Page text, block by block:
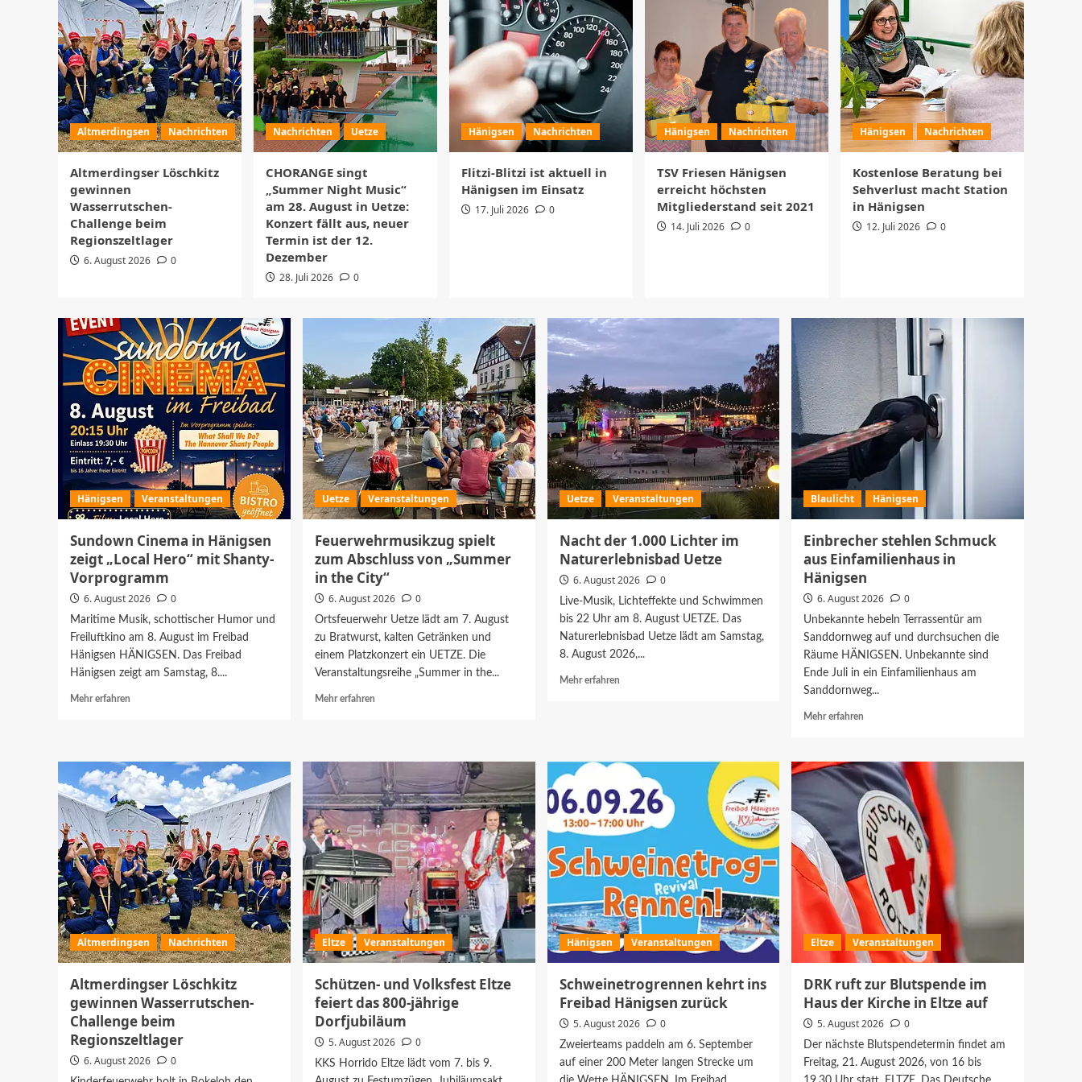
1
Sundown Cinema in
Hänigsen zeigt „Local
Hero“ mit Shanty-
Vorprogramm
2
Uetze Veranstaltungen
Feuerwehrmusikzug
spielt zum Abschluss
von „Summer in the
Uetze Veranstaltungen
Nacht der 1.000 Lichter
im Naturerlebnisbad
Uetze
Dorfjubiläum
5
Hänigsen
Veranstaltungen
Schweinetrogrennen
kehrt ins Freibad
Hänigsen zurück
Altmerdingsen Nachrichten
Altmerdingser Löschkitz
gewinnen
Wasserrutschen-
Challenge beim
Regionszeltlager
6. August 2026 0
Nachrichten Uetze
CHORANGE singt
„Summer Night Music“
am 28. August in Uetze:
Konzert fällt aus, neuer
Termin ist der 12.
Dezember
28. Juli 2026 0
Hänigsen Nachrichten
Flitzi-Blitzi ist aktuell in
Hänigsen im Einsatz
17. Juli 2026 0
Hänigsen Nachrichten
TSV Friesen Hänigsen
erreicht höchsten
Mitgliederstand seit 2021
14. Juli 2026 0
Hänigsen Nachrichten
Kostenlose Beratung bei
Sehverlust macht Station
in Hänigsen
12. Juli 2026 0
Hänigsen Veranstaltungen
Sundown Cinema in Hänigsen
zeigt „Local Hero“ mit Shanty-
Vorprogramm
6. August 2026 0
Maritime Musik, schottischer Humor und
Freiluftkino am 8. August im Freibad
Hänigsen HÄNIGSEN. Das Freibad
Hänigsen zeigt am Samstag, 8....
Mehr erfahren
in
Hänigsen
zeigt
„Local
Hero“
mit
Shanty-
Vorprogramm
Uetze Veranstaltungen
Feuerwehrmusikzug spielt
zum Abschluss von „Summer
in the City“
6. August 2026 0
Ortsfeuerwehr Uetze lädt am 7. August
zu Bratwurst, kalten Getränken und
einem Platzkonzert ein UETZE. Die
Veranstaltungsreihe „Summer in the...
Mehr erfahrenMehr
zum
Abschluss
von
„Summer
in
the
City“
Uetze Veranstaltungen
Nacht der 1.000 Lichter im
Naturerlebnisbad Uetze
6. August 2026 0
Live-Musik, Lichteffekte und Schwimmen
bis 22 Uhr am 8. August UETZE. Das
Naturerlebnisbad Uetze lädt am Samstag,
8. August 2026,...
Mehr erfahrenMehr
Lichter
Naturerlebnisbad
Uetze
Blaulicht Hänigsen
Einbrecher stehlen Schmuck
aus Einfamilienhaus in
Hänigsen
6. August 2026 0
Unbekannte hebeln Terrassentür am
Sanddornweg auf und durchsuchen die
Räume HÄNIGSEN. Unbekannte sind
Ende Juli in ein Einfamilienhaus am
Sanddornweg...
Mehr erfahren
Einbrecher
stehlen
Schmuck
aus
Einfamilienhaus
in
Hänigsen
Altmerdingsen Nachrichten
Altmerdingser Löschkitz
gewinnen Wasserrutschen-
Challenge beim
Regionszeltlager
6. August 2026 0
Eltze Veranstaltungen
Schützen- und Volksfest Eltze
feiert das 800-jährige
Dorfjubiläum
5. August 2026 0
KKS Horrido Eltze lädt vom 7. bis 9.
Hänigsen Veranstaltungen
Schweinetrogrennen kehrt ins
Freibad Hänigsen zurück
5. August 2026 0
Zweierteams paddeln am 6. September
auf einer 200 Meter langen Strecke um
Eltze Veranstaltungen
DRK ruft zur Blutspende im
Haus der Kirche in Eltze auf
5. August 2026 0
Der nächste Blutspendetermin findet am
Freitag, 21. August 2026, von 16 bis